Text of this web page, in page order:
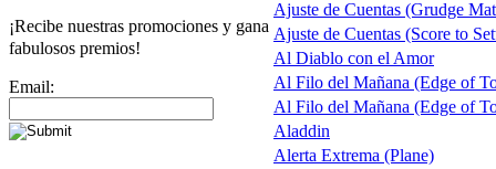
¡Recibe nuestras promociones y gana
fabulosos premios!
Email:
Ajuste de Cuentas (Grudge
Ajuste de Cuentas (Score to
Al Diablo con el Amor
Al Filo del Mañana (Edge of
Al Filo del Mañana (Edge of
Aladdin
Alerta Extrema (Plane)